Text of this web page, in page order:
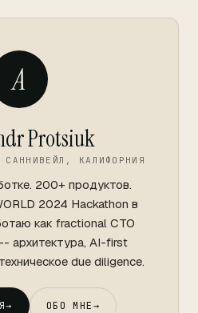
A
Protsiuk
САННИВЕЙЛ, КАЛИФОРНИЯ
200+ продуктов.
2024 Hackathon в
как fractional CTO
архитектура, AI-first
due diligence.
→ ОБО МНЕ→